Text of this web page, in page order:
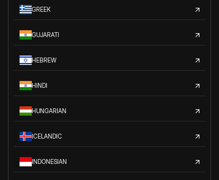
GREEK
GUJARATI
HEBREW
HINDI
HUNGARIAN
ICELANDIC
INDONESIAN